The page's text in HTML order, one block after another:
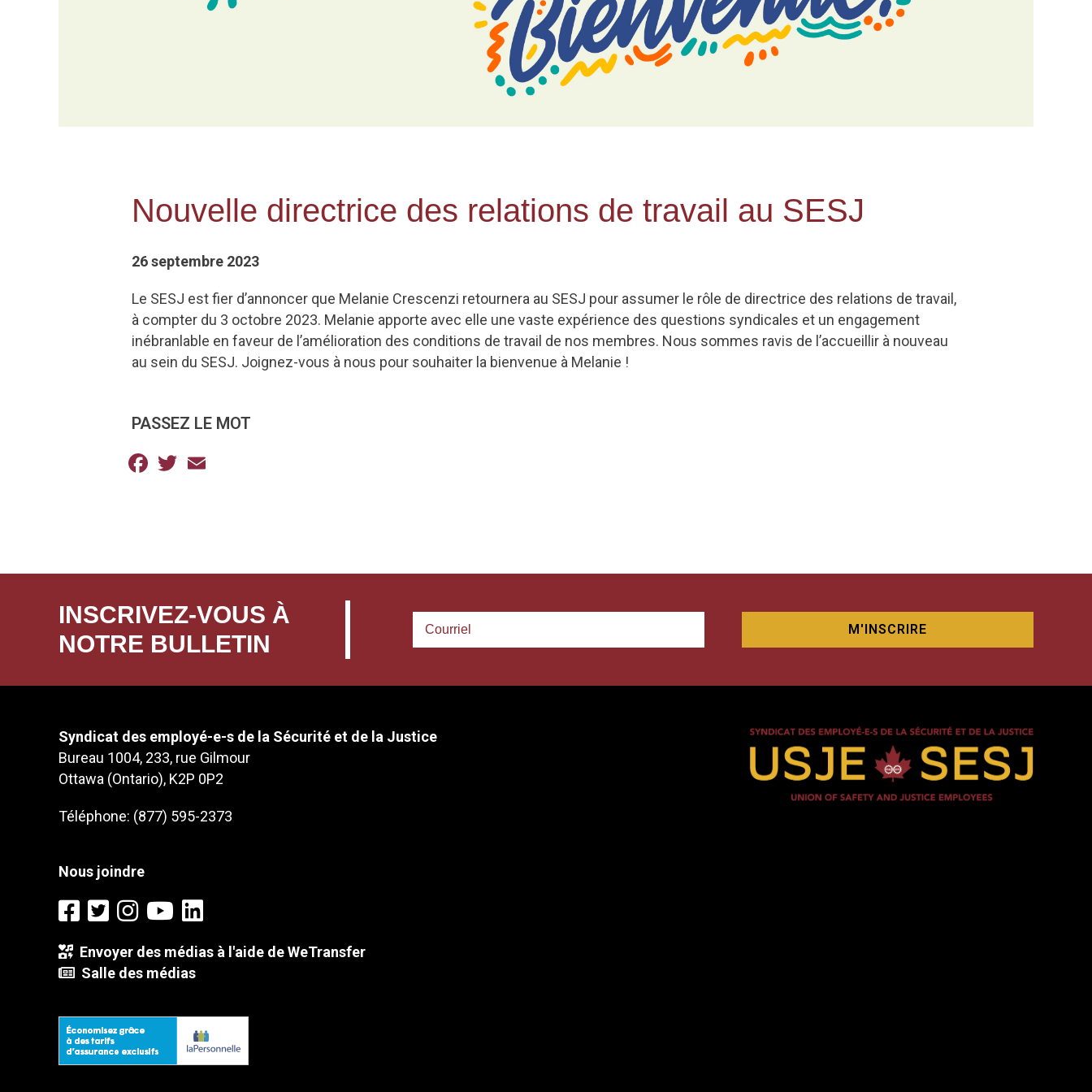
Nouvelle directrice des relations de travail au SESJ
26 septembre 2023
Le SESJ est fier d’annoncer que Melanie Crescenzi retournera au SESJ pour assumer le rôle de directrice des relations de travail,
à compter du 3 octobre 2023. Melanie apporte avec elle une vaste expérience des questions syndicales et un engagement
inébranlable en faveur de l’amélioration des conditions de travail de nos membres. Nous sommes ravis de l’accueillir à nouveau
au sein du SESJ. Joignez-vous à nous pour souhaiter la bienvenue à Melanie !
PASSEZ LE MOT
Facebook
Twitter
INSCRIVEZ-VOUS À
NOTRE BULLETIN
Syndicat des employé-e-s de la Sécurité et de la Justice
Bureau 1004, 233, rue Gilmour
Ottawa (Ontario), K2P 0P2
Téléphone: (877) 595-2373
Nous joindre
Envoyer des médias à l'aide de WeTransfer
Salle des médias